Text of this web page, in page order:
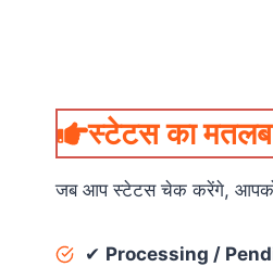
स्टेटस का
जब आप स्टेटस चेक करेंगे,
✔ Processing /